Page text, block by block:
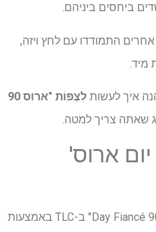
ביחסים ביניהם.
אחרים התמודדו עם לחץ ויזה,
מיד.
איך לעשות לִצְפּוֹת
"ארוס 90
שאתה צריך למטה.
איך לצפות ב-'90 יום ארוס'
מעריצי ארה"ב יכולים לצפות ב-"90 Day Fiancé" ב-TLC באמצעות